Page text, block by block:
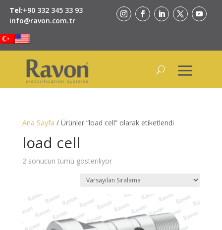
Tel:+90 332 345 33 93
info@ravon.com.tr
Ana Sayfa / Ürünler “load cell” olarak etiketlendi
load cell
2 sonucun tümü gösteriliyor